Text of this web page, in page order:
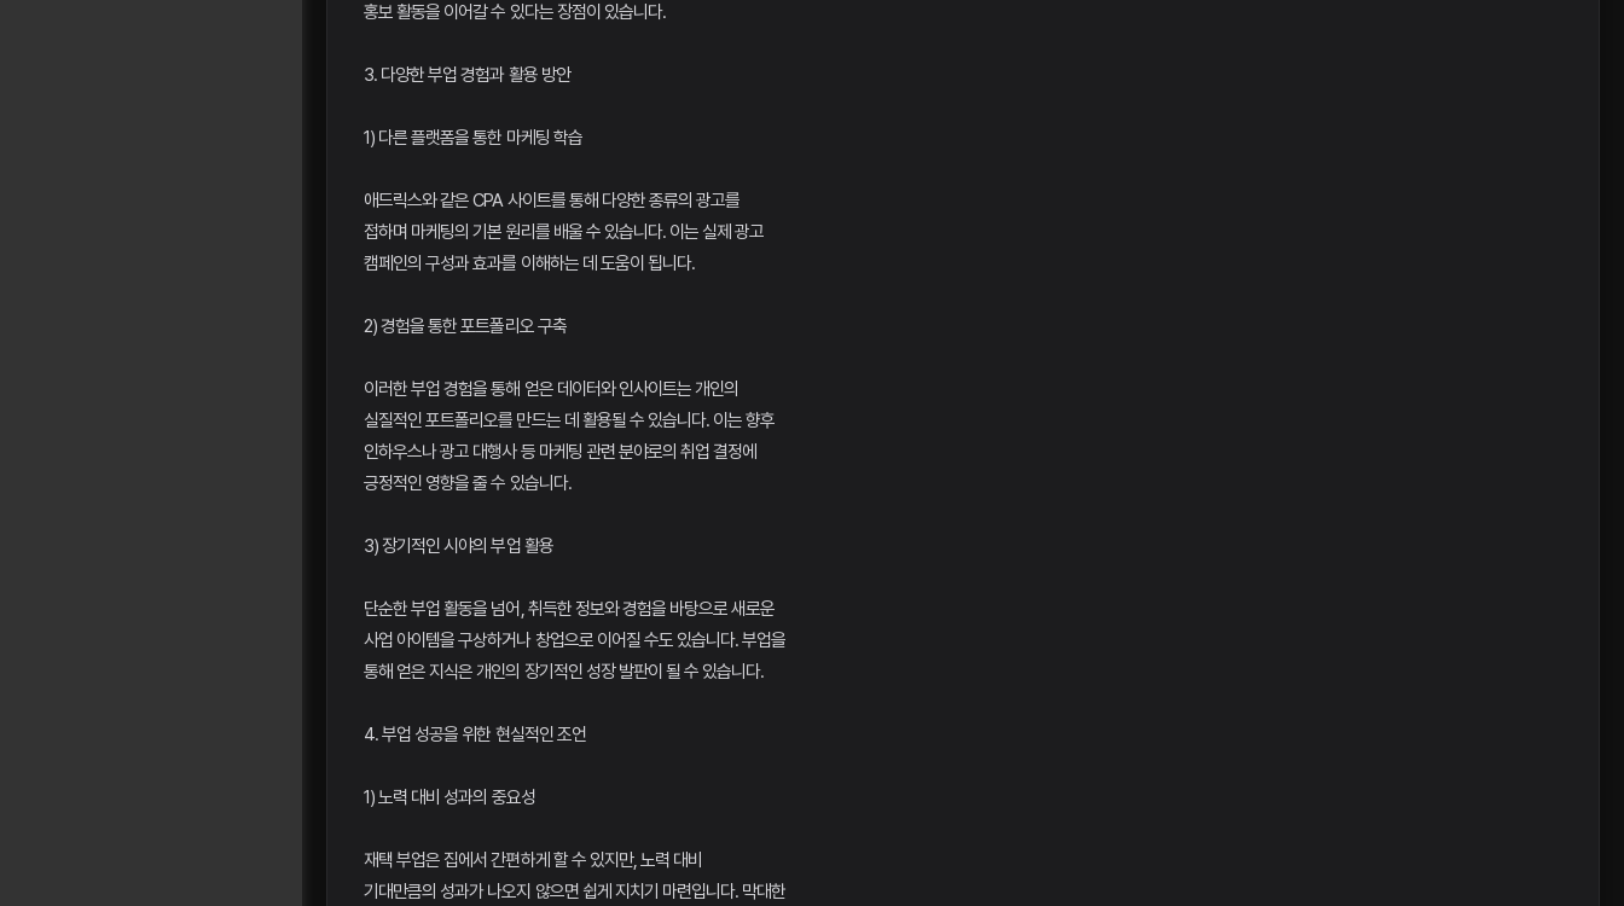
홍보 활동을 이어갈 수 있다는 장점이 있습니다.
3. 다양한 부업 경험과 활용 방안
1) 다른 플랫폼을 통한 마케팅 학습
애드릭스와 같은 CPA 사이트를 통해 다양한 종류의 광고를
접하며 마케팅의 기본 원리를 배울 수 있습니다. 이는 실제 광고
캠페인의 구성과 효과를 이해하는 데 도움이 됩니다.
2) 경험을 통한 포트폴리오 구축
이러한 부업 경험을 통해 얻은 데이터와 인사이트는 개인의
실질적인 포트폴리오를 만드는 데 활용될 수 있습니다. 이는 향후
인하우스나 광고 대행사 등 마케팅 관련 분야로의 취업 결정에
긍정적인 영향을 줄 수 있습니다.
3) 장기적인 시야의 부업 활용
단순한 부업 활동을 넘어, 취득한 정보와 경험을 바탕으로 새로운
사업 아이템을 구상하거나 창업으로 이어질 수도 있습니다. 부업을
통해 얻은 지식은 개인의 장기적인 성장 발판이 될 수 있습니다.
4. 부업 성공을 위한 현실적인 조언
1) 노력 대비 성과의 중요성
재택 부업은 집에서 간편하게 할 수 있지만, 노력 대비
기대만큼의 성과가 나오지 않으면 쉽게 지치기 마련입니다. 막대한